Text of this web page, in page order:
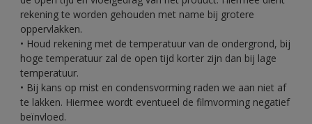
rekening te worden gehouden met name bij grotere
oppervlakken.
• Houd rekening met de temperatuur van de ondergrond, bij
hoge temperatuur zal de open tijd korter zijn dan bij lage
temperatuur.
• Bij kans op mist en condensvorming raden we aan niet af
te lakken. Hiermee wordt eventueel de filmvorming negatief
beïnvloed.